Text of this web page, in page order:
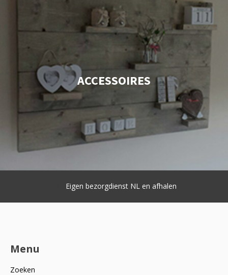
ACCESSOIRES
Eigen bezorgdienst NL en afhalen
Menu
Zoeken